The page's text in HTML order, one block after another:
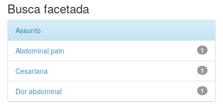
Busca facetada
Assunto
1
Abdominal pain
1
Cesariana
1
Dor abdominal